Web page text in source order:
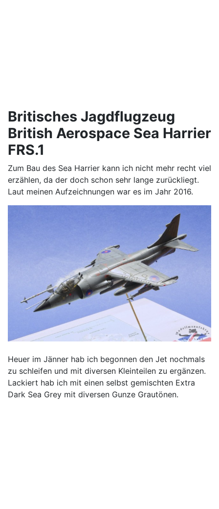
Britisches Jagdflugzeug
British Aerospace Sea Harrier
FRS.1
Zum Bau des Sea Harrier kann ich nicht mehr recht viel
erzählen, da der doch schon sehr lange zurückliegt.
Laut meinen Aufzeichnungen war es im Jahr 2016.
Heuer im Jänner hab ich begonnen den Jet nochmals
zu schleifen und mit diversen Kleinteilen zu ergänzen.
Lackiert hab ich mit einen selbst gemischten Extra
Dark Sea Grey mit diversen Gunze Grautönen.